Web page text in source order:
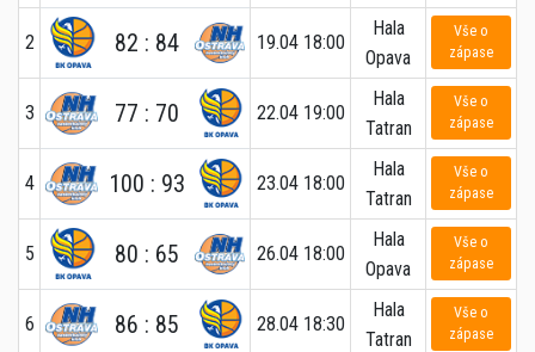
2 82 : 84 19.04 18:00
Hala
Opava
Vše o
zápase
3 77 : 70 22.04 19:00
Hala
Tatran
Vše o
zápase
4 100 : 93 23.04 18:00
Hala
Tatran
Vše o
zápase
5 80 : 65 26.04 18:00
Hala
Opava
Vše o
zápase
6 86 : 85 28.04 18:30
Hala
Tatran
Vše o
zápase